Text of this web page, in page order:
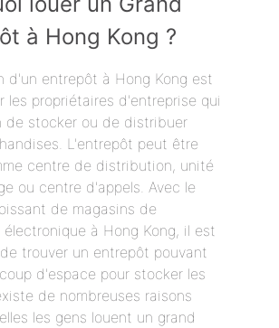
à Hong Kong ?
d'un entrepôt à Hong Kong est
les propriétaires d'entreprise qui
de stocker ou de distribuer
L'entrepôt peut être
centre de distribution, unité
ou centre d'appels. Avec le
de magasins de
électronique à Hong Kong, il est
trouver un entrepôt pouvant
d'espace pour stocker les
de nombreuses raisons
les gens louent un grand